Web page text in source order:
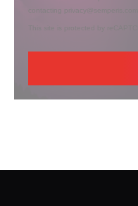
contacting privacy@semperis.com.